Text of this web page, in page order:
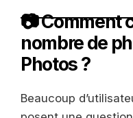
📷 Comment
nombre de
Photos ?
Beaucoup